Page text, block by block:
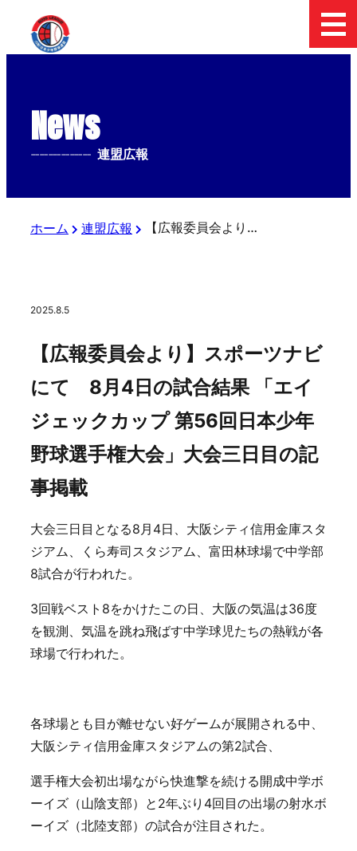
News
-------------- 連盟広報
ホーム 連盟広報 【広報委員会より】スポーツナビにて 8月4日の試合結果 「エイジェックカップ 第56回日本少年野球選手権大会」大会三日目の記事掲載
2025.8.5
【広報委員会より】スポーツナビ
にて 8月4日の試合結果 「エイ
ジェックカップ 第56回日本少年
野球選手権大会」大会三日目の記
事掲載
大会三日目となる8月4日、大阪シティ信用金庫スタ
ジアム、くら寿司スタジアム、富田林球場で中学部
8試合が行われた。
3回戦ベスト8をかけたこの日、大阪の気温は36度
を観測、気温を跳ね飛ばす中学球児たちの熱戦が各
球場で行われた。
各球場とも目が離せない好ゲームが展開される中、
大阪シティ信用金庫スタジアムの第2試合、
選手権大会初出場ながら快進撃を続ける開成中学ボ
ーイズ（山陰支部）と2年ぶり4回目の出場の射水ボ
ーイズ（北陸支部）の試合が注目された。